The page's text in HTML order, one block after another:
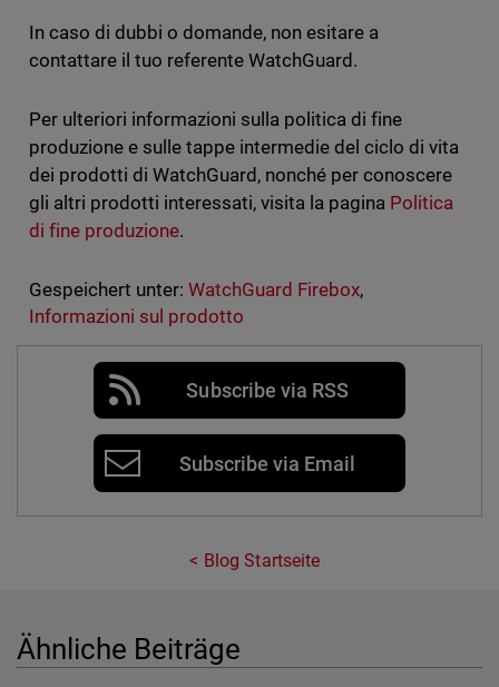
In caso di dubbi o domande, non esitare a
contattare il tuo referente WatchGuard.
Per ulteriori informazioni sulla politica di fine
produzione e sulle tappe intermedie del ciclo di vita
dei prodotti di WatchGuard, nonché per conoscere
gli altri prodotti interessati, visita la pagina Politica
di fine produzione.
Gespeichert unter: WatchGuard Firebox,
Informazioni sul prodotto
Subscribe via RSS
Subscribe via Email
Blog Startseite
Ähnliche Beiträge